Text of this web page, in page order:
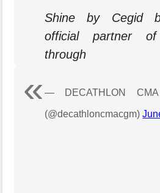
Shine by Cegid
official partner
through
— DECATHLON
(@decathloncmacgm)